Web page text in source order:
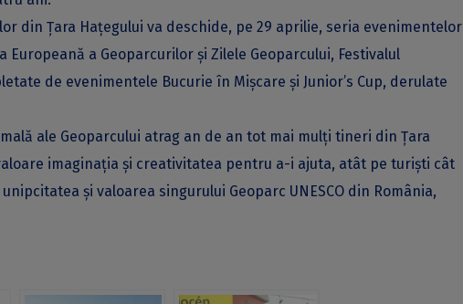
din Țara Hațegului va deschide, pe 29 aprilie, seria evenimentelor
Europeană a Geoparcurilor și Zilele Geoparcului, Festivalul
de evenimentele Bucurie în Mișcare și Junior’s Cup, derulate
ale Geoparcului atrag an de an tot mai mulți tineri din Țara
imaginația și creativitatea pentru a-i ajuta, atât pe turiști cât
și valoarea singurului Geoparc UNESCO din România,